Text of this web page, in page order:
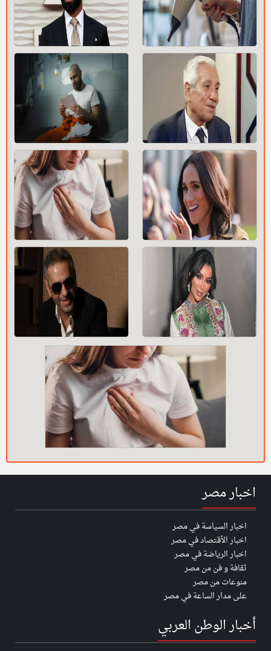
اخبار مصر
اخبار السياسة في مصر
اخبار الأقتصاد في مصر
اخبار الرياضة في مصر
ثقافة و فن من مصر
منوعات من مصر
على مدار الساعة في مصر
أخبار الوطن العربي